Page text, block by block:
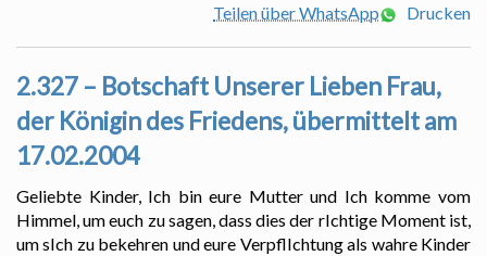
Teilen über WhatsApp
Drucken
2.327 – Botschaft Unserer Lieben Frau,
der Königin des Friedens, übermittelt am
17.02.2004
Geliebte Kinder, Ich bin eure Mutter und Ich komme vom
Himmel, um euch zu sagen, dass dies der rIchtige Moment ist,
um sIch zu bekehren und eure VerpflIchtung als wahre Kinder